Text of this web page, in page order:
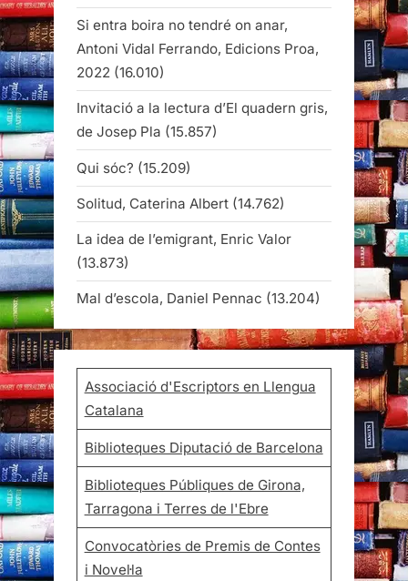
Si entra boira no tendré on anar,
Antoni Vidal Ferrando, Edicions Proa,
2022 (16.010)
Invitació a la lectura d’El quadern gris,
de Josep Pla (15.857)
Qui sóc? (15.209)
Solitud, Caterina Albert (14.762)
La idea de l’emigrant, Enric Valor
(13.873)
Mal d’escola, Daniel Pennac (13.204)
Associació d'Escriptors en Llengua
Catalana
Biblioteques Diputació de Barcelona
Biblioteques Públiques de Girona,
Tarragona i Terres de l'Ebre
Convocatòries de Premis de Contes
i Novel·la